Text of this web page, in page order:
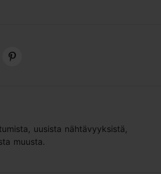
uusista nähtävyyksistä,
muusta.